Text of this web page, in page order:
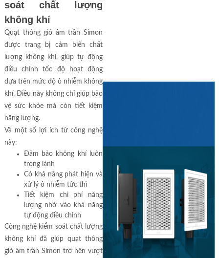
soát chất lượng
không khí
Quạt thông gió âm trần Simon
được trang bị cảm biến chất
lượng không khí, giúp tự động
điều chỉnh tốc độ hoạt động
dựa trên mức độ ô nhiễm không
khí. Điều này không chỉ giúp bảo
vệ sức khỏe mà còn tiết kiệm
năng lượng.
Và một số lợi ích từ công nghệ
này:
Đảm bảo không khí luôn
trong lành
Có khả năng phát hiện và
xử lý ô nhiễm tức thì
Tiết kiệm chi phí năng
lượng nhờ vào khả năng
tự động điều chỉnh
Công nghệ kiểm soát chất lượng
không khí đã giúp quạt thông
gió âm trần Simon trở nên vượt